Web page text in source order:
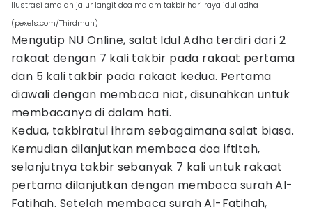
Ilustrasi amalan jalur langit doa malam takbir hari raya idul adha
(pexels.com/Thirdman)
Mengutip NU Online, salat Idul Adha terdiri dari 2
rakaat dengan 7 kali takbir pada rakaat pertama
dan 5 kali takbir pada rakaat kedua. Pertama
diawali dengan membaca niat, disunahkan untuk
membacanya di dalam hati.
Kedua, takbiratul ihram sebagaimana salat biasa.
Kemudian dilanjutkan membaca doa iftitah,
selanjutnya takbir sebanyak 7 kali untuk rakaat
pertama dilanjutkan dengan membaca surah Al-
Fatihah. Setelah membaca surah Al-Fatihah,